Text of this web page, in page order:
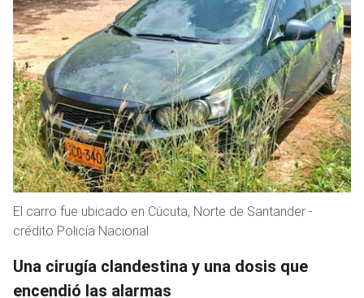
El carro fue ubicado en Cúcuta, Norte de Santander -
crédito Policía Nacional
Una cirugía clandestina y una dosis que
encendió las alarmas